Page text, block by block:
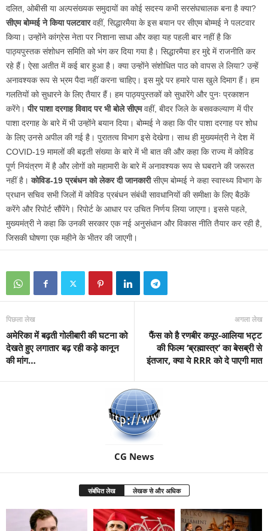
दलित, ओबीसी या अल्पसंख्यक समुदायों का कोई सदस्य कभी सरसंघचालक बना है क्या?
सीएम बोम्मई ने किया पलटवारवहीं, सिद्धारमैया के इस बयान पर सीएम बोम्मई ने पलटवार
किया। उन्होंने कांग्रेस नेता पर निशाना साधा और कहा यह पहली बार नहीं है कि
पाठ्यपुस्तक संशोधन समिति को भंग कर दिया गया है। सिद्धारमैया हर मुद्दे में राजनीति कर
रहे हैं। ऐसा अतीत में कई बार हुआ है। क्या उन्होंने संशोधित पाठ को वापस ले लिया? उन्हें
अनावश्यक रूप से भ्रम पैदा नहीं करना चाहिए। इस मुद्दे पर हमारे पास खुले दिमाग हैं। हम
गलतियों को सुधारने के लिए तैयार हैं। हम पाठ्यपुस्तकों को सुधारेंगे और पुनः प्रकाशन
करेंगे।पीर पाशा दरगाह विवाद पर भी बोले सीएमवहीं, बीदर जिले के बसवकल्याण में पीर
पाशा दरगाह के बारे में भी उन्होंने बयान दिया। बोम्मई ने कहा कि पीर पाशा दरगाह पर शोध
के लिए उनसे अपील की गई है। पुरातत्व विभाग इसे देखेगा। साथ ही मुख्यमंत्री ने देश में
COVID-19 मामलों की बढ़ती संख्या के बारे में भी बात की और कहा कि राज्य में कोविड
पूर्ण नियंत्रण में है और लोगों को महामारी के बारे में अनावश्यक रूप से घबराने की जरूरत
नहीं है।कोविड-19 प्रबंधन को लेकर दी जानकारीसीएम बोम्मई ने कहा स्वास्थ्य विभाग के
प्रधान सचिव सभी जिलों में कोविड प्रबंधन संबंधी सावधानियों की समीक्षा के लिए बैठकें
करेंगे और रिपोर्ट सौंपेंगे। रिपोर्ट के आधार पर उचित निर्णय लिया जाएगा। इससे पहले,
मुख्यमंत्री ने कहा कि उनकी सरकार एक नई अनुसंधान और विकास नीति तैयार कर रही है,
जिसकी घोषणा एक महीने के भीतर की जाएगी।
पिछला लेख
अमेरिका में बढ़ती गोलीबारी की घटना को
देखते हुए लगातार बढ़ रही कड़े कानून
की मांग…
अगला लेख
फैंस को है रणबीर कपूर-आलिया भट्ट
की फिल्म ‘ब्रह्मास्त्र’ का बेसब्री से
इंतजार, क्या ये RRR को दे पाएगी मात
CG News
संबंधित लेख लेखक से और अधिक